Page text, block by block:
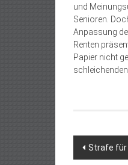
und
Senioren.
Anpassung
Renten
Papier nicht
Strafe für